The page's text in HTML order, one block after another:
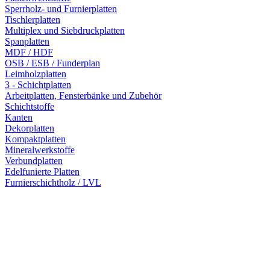
Sperrholz- und Furnierplatten
Tischlerplatten
Multiplex und Siebdruckplatten
Spanplatten
MDF / HDF
OSB / ESB / Funderplan
Leimholzplatten
3 - Schichtplatten
Arbeitplatten, Fensterbänke und Zubehör
Schichtstoffe
Kanten
Dekorplatten
Kompaktplatten
Mineralwerkstoffe
Verbundplatten
Edelfunierte Platten
Furnierschichtholz / LVL